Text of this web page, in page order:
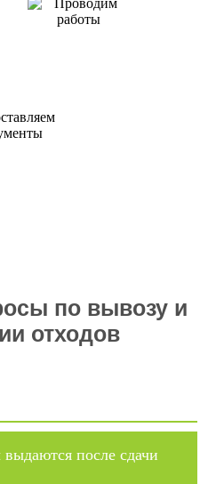
по вывозу и
отходов
после сдачи